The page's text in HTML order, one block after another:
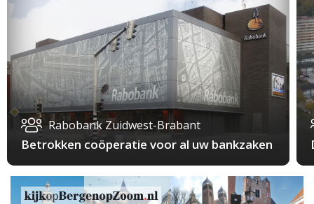
Rabobank Zuidwest-Brabant
Betrokken coöperatie voor al uw bankzaken